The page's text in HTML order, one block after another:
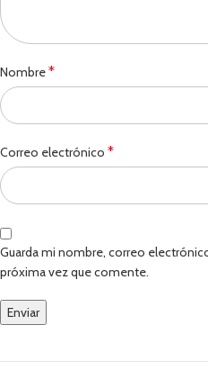
Nombre*
Correo electrónico *
Guarda mi nombre, correo
próxima vez que comente.